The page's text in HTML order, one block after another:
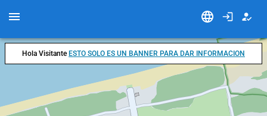
Hola Visitante ESTO SOLO ES UN BANNER PARA DAR INFORMACION